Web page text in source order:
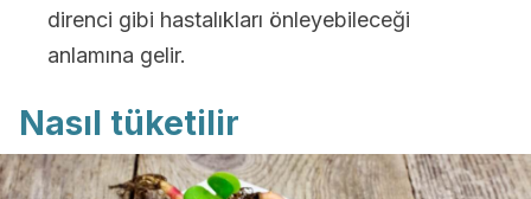
direnci gibi hastalıkları önleyebileceği
anlamına gelir.
Nasıl tüketilir